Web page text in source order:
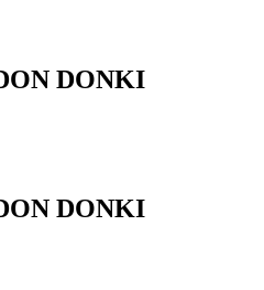
DONKI
DONKI